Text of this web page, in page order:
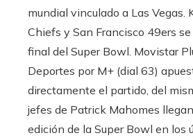
mundial vinculado a Las Vegas.
Chiefs y San Francisco 49ers
final del Super Bowl. Movistar
Deportes por M+ (dial 63)
directamente el partido, del
jefes de Patrick Mahomes
edición de la Super Bowl en los